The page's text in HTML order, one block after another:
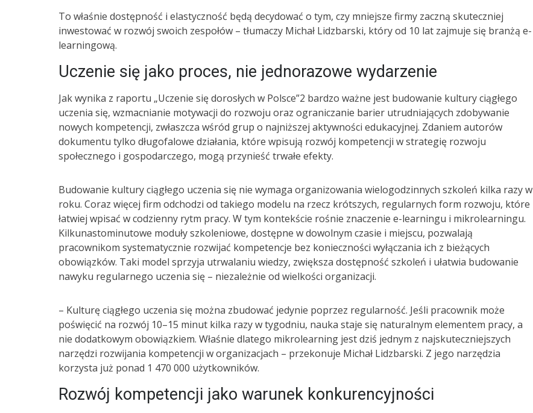
To właśnie dostępność i elastyczność będą decydować o tym, czy mniejsze firmy zaczną skuteczniej
inwestować w rozwój swoich zespołów – tłumaczy Michał Lidzbarski, który od 10 lat zajmuje się branżą e-
learningową.
Uczenie się jako proces, nie jednorazowe wydarzenie
Jak wynika z raportu „Uczenie się dorosłych w Polsce”2 bardzo ważne jest budowanie kultury ciągłego
uczenia się, wzmacnianie motywacji do rozwoju oraz ograniczanie barier utrudniających zdobywanie
nowych kompetencji, zwłaszcza wśród grup o najniższej aktywności edukacyjnej. Zdaniem autorów
dokumentu tylko długofalowe działania, które wpisują rozwój kompetencji w strategię rozwoju
społecznego i gospodarczego, mogą przynieść trwałe efekty.
Budowanie kultury ciągłego uczenia się nie wymaga organizowania wielogodzinnych szkoleń kilka razy w
roku. Coraz więcej firm odchodzi od takiego modelu na rzecz krótszych, regularnych form rozwoju, które
łatwiej wpisać w codzienny rytm pracy. W tym kontekście rośnie znaczenie e-learningu i mikrolearningu.
Kilkunastominutowe moduły szkoleniowe, dostępne w dowolnym czasie i miejscu, pozwalają
pracownikom systematycznie rozwijać kompetencje bez konieczności wyłączania ich z bieżących
obowiązków. Taki model sprzyja utrwalaniu wiedzy, zwiększa dostępność szkoleń i ułatwia budowanie
nawyku regularnego uczenia się – niezależnie od wielkości organizacji.
– Kulturę ciągłego uczenia się można zbudować jedynie poprzez regularność. Jeśli pracownik może
poświęcić na rozwój 10–15 minut kilka razy w tygodniu, nauka staje się naturalnym elementem pracy, a
nie dodatkowym obowiązkiem. Właśnie dlatego mikrolearning jest dziś jednym z najskuteczniejszych
narzędzi rozwijania kompetencji w organizacjach – przekonuje Michał Lidzbarski. Z jego narzędzia
korzysta już ponad 1 470 000 użytkowników.
Rozwój kompetencji jako warunek konkurencyjności